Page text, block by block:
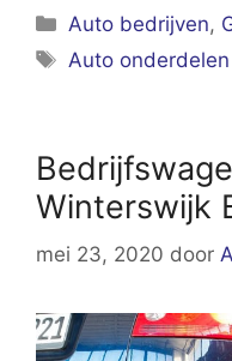
Categorieën
Auto bedrijven,
Tags
Auto onderdelen
Winterswijk
mei 23, 2020 door